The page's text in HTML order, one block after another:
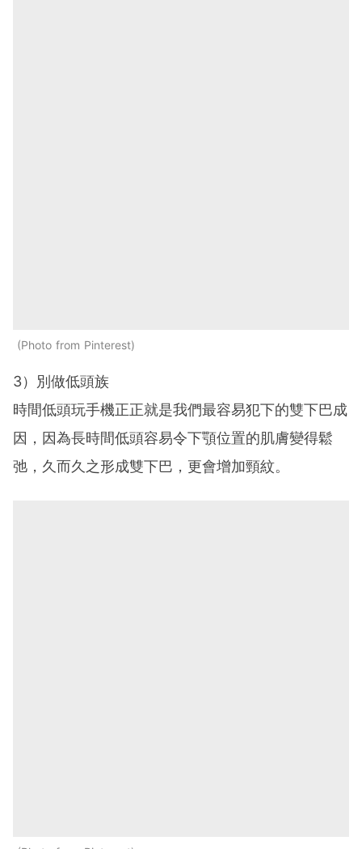
Photo from Pinterest
3）別做低頭族
時間低頭玩手機正正就是我們最容易犯下的雙下巴成
因，因為長時間低頭容易令下顎位置的肌膚變得鬆
弛，久而久之形成雙下巴，更會增加頸紋。